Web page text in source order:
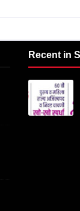
Recent in